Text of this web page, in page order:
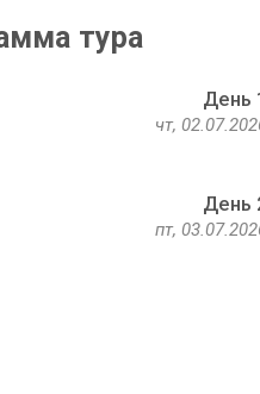
тура
День
чт,
День
пт,